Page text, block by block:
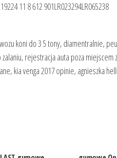
11 8 612 901LR023294LR065238
koni do 3 5 tony, diamentralnie,
rejestracja auta poza
kia venga 2017 opinie, agnieszka